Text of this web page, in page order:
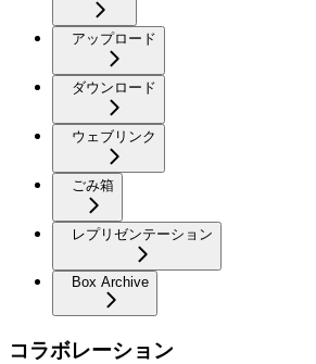
アップロード
ダウンロード
ウェブリンク
ごみ箱
レプリゼンテーション
Box Archive
コラボレーション